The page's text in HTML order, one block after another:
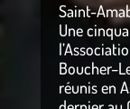
Saint-
Une
réunis en